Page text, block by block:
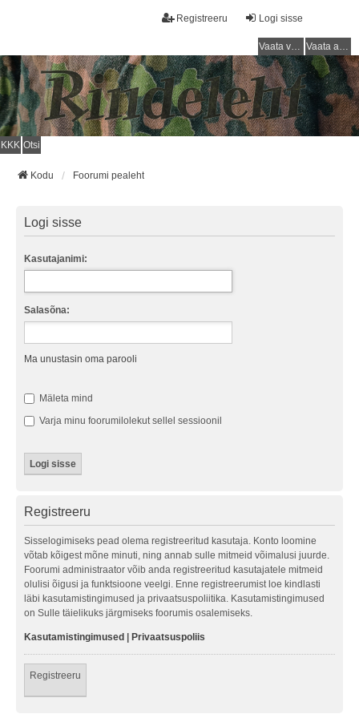
Logi sisse
Registreeru
Vaata vastamata teemasi Vaata aktiivseid teemasid
KKK Otsi
Kodu Foorumi pealeht
Logi sisse
Kasutajanimi:
Salasõna:
Ma unustasin oma parooli
Mäleta mind
Varja minu foorumilolekut sellel sessioonil
Registreeru
Sisselogimiseks pead olema registreeritud kasutaja. Konto loomine
võtab kõigest mõne minuti, ning annab sulle mitmeid võimalusi juurde.
Foorumi administraator võib anda registreeritud kasutajatele mitmeid
olulisi õigusi ja funktsioone veelgi. Enne registreerumist loe kindlasti
läbi kasutamistingimused ja privaatsuspoliitika. Kasutamistingimused
on Sulle täielikuks järgmiseks foorumis osalemiseks.
Kasutamistingimused Privaatsuspoliis
Registreeru